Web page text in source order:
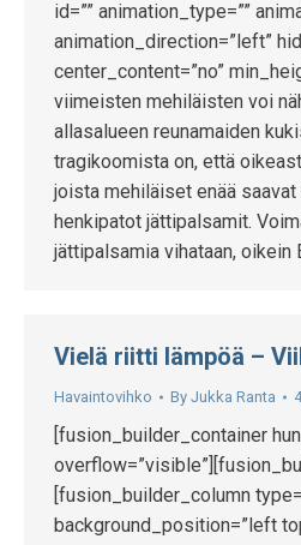
id=”” animation_type=””
animation_direction=”left”
center_content=”no”
viimeisten mehiläisten voi
allasalueen reunamaiden
tragikoomista on, että
joista mehiläiset enää saavat
henkipatot jättipalsamit.
jättipalsamia vihataan, oikein
Vielä riitti lämpöä –
Havaintovihko By Jukka Ranta
[fusion_builder_container
[fusion_builder_column
background_position=”left